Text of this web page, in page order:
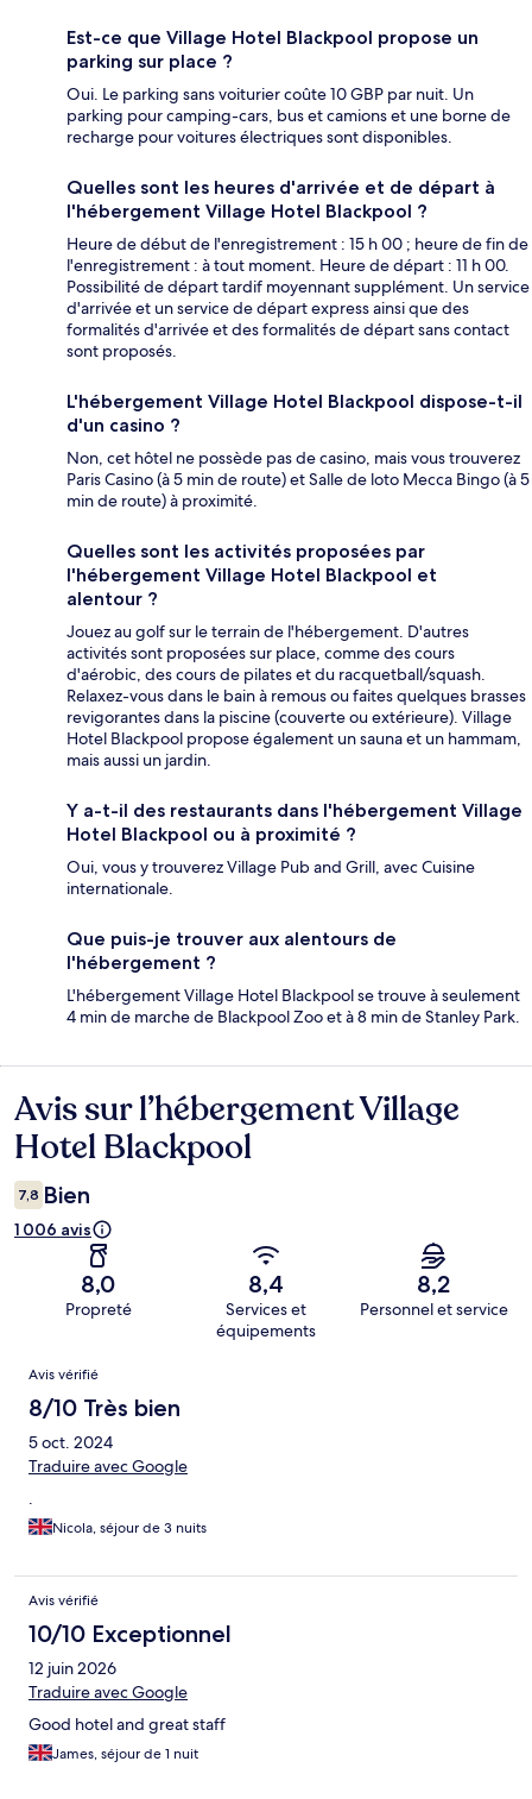
Est-ce que Village Hotel Blackpool propose un
parking sur place ?
Oui. Le parking sans voiturier coûte 10 GBP par nuit. Un
parking pour camping-cars, bus et camions et une borne de
recharge pour voitures électriques sont disponibles.
Quelles sont les heures d'arrivée et de départ à
l'hébergement Village Hotel Blackpool ?
Heure de début de l'enregistrement : 15 h 00 ; heure de fin de
l'enregistrement : à tout moment. Heure de départ : 11 h 00.
Possibilité de départ tardif moyennant supplément. Un service
d'arrivée et un service de départ express ainsi que des
formalités d'arrivée et des formalités de départ sans contact
sont proposés.
L'hébergement Village Hotel Blackpool dispose-t-il
d'un casino ?
Non, cet hôtel ne possède pas de casino, mais vous trouverez
Paris Casino (à 5 min de route) et Salle de loto Mecca Bingo (à 5
min de route) à proximité.
Quelles sont les activités proposées par
l'hébergement Village Hotel Blackpool et
alentour ?
Jouez au golf sur le terrain de l'hébergement. D'autres
activités sont proposées sur place, comme des cours
d'aérobic, des cours de pilates et du racquetball/squash.
Relaxez-vous dans le bain à remous ou faites quelques brasses
revigorantes dans la piscine (couverte ou extérieure). Village
Hotel Blackpool propose également un sauna et un hammam,
mais aussi un jardin.
Y a-t-il des restaurants dans l'hébergement Village
Hotel Blackpool ou à proximité ?
Oui, vous y trouverez Village Pub and Grill, avec Cuisine
internationale.
Que puis-je trouver aux alentours de
l'hébergement ?
L'hébergement Village Hotel Blackpool se trouve à seulement
4 min de marche de Blackpool Zoo et à 8 min de Stanley Park.
Avis
Avis sur l’hébergement Village
Hotel Blackpool
7,8 Bien
1 006 avis
8,0
Propreté
8,4
Services et
équipements
8,2
Personnel et service
Avis
Avis vérifié
8/10 Très bien
5 oct. 2024
Traduire avec Google
.
Nicola, séjour de 3 nuits
Avis vérifié
10/10 Exceptionnel
12 juin 2026
Traduire avec Google
Good hotel and great staff
James, séjour de 1 nuit